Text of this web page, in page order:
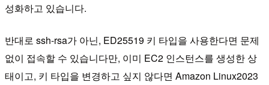
성화하고 있습니다.
반대로 ssh-rsa가 아닌, ED25519 키 타입을 사용한다면 문제
없이 접속할 수 있습니다만, 이미 EC2 인스턴스를 생성한 상
태이고, 키 타입을 변경하고 싶지 않다면 Amazon Linux2023